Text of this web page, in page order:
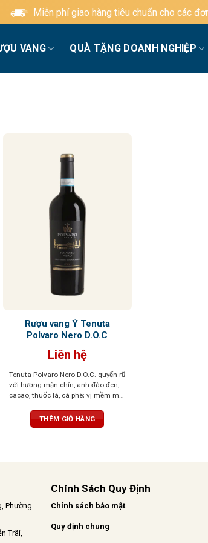
Miễn phí giao hàng tiêu chuẩn cho các đơn
VANG QUÀ TẶNG DOANH NGHIỆP
Rượu vang Ý Tenuta
Polvaro Nero D.O.C
Liên hệ
Tenuta Polvaro Nero D.O.C. quyến rũ
với hương mận chín, anh đào đen,
cacao, thuốc lá, cà phê; vị mềm mại,
THÊM GIỎ HÀNG
Phường
Trãi,
Chính Sách Quy Định
Chính sách bảo mật
Quy định chung